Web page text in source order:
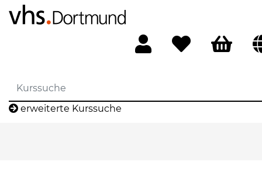
erweiterte Kurssuche